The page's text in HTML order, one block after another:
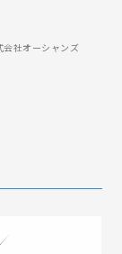
会社オーシャンズ